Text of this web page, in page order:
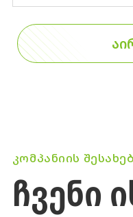
ᲙᲝᲛᲞᲐᲜᲘᲘᲡ ᲨᲔᲡᲐᲮᲔᲑ
ᲩᲕᲔᲜᲘ